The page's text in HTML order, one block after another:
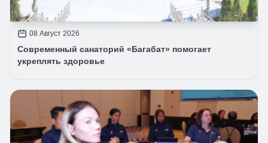
08 Август 2026
Современный санаторий «Багабат» помогает
укреплять здоровье